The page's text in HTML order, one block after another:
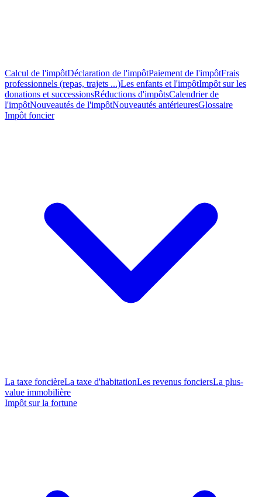
Calcul de l'impôtDéclaration de l'impôtPaiement de l'impôtFrais
professionnels (repas, trajets ...)Les enfants et l'impôtImpôt sur les
donations et successionsRéductions d'impôtsCalendrier de
l'impôtNouveautés de l'impôtNouveautés antérieuresGlossaire
Impôt foncier
La taxe foncièreLa taxe d'habitationLes revenus fonciersLa plus-
value immobilière
Impôt sur la fortune